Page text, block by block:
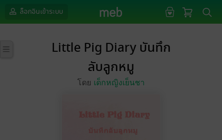
ล็อกอินเข้าระบบ
Little Pig Diary บันทึก
ลับลูกหมู
โดย เด็กหญิงเย็นชา